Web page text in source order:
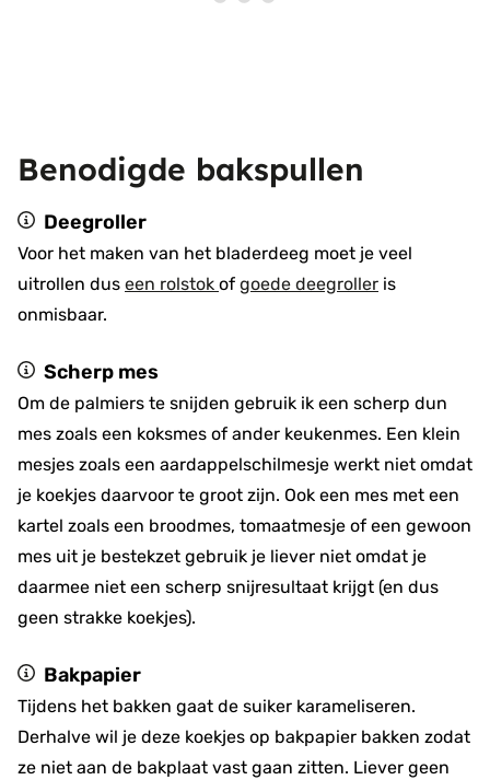
Benodigde bakspullen
Deegroller
Voor het maken van het bladerdeeg moet je veel
uitrollen dus een rolstok of goede deegroller is
onmisbaar.
Scherp mes
Om de palmiers te snijden gebruik ik een scherp dun
mes zoals een koksmes of ander keukenmes. Een klein
mesjes zoals een aardappelschilmesje werkt niet omdat
je koekjes daarvoor te groot zijn. Ook een mes met een
kartel zoals een broodmes, tomaatmesje of een gewoon
mes uit je bestekzet gebruik je liever niet omdat je
daarmee niet een scherp snijresultaat krijgt (en dus
geen strakke koekjes).
Bakpapier
Tijdens het bakken gaat de suiker karameliseren.
Derhalve wil je deze koekjes op bakpapier bakken zodat
ze niet aan de bakplaat vast gaan zitten. Liever geen